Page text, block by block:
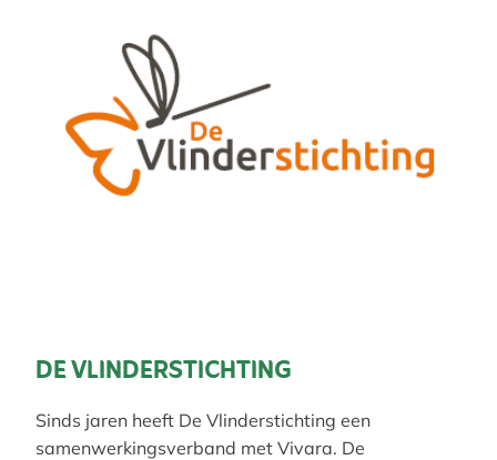
DE VLINDERSTICHTING
Sinds jaren heeft De Vlinderstichting een
samenwerkingsverband met Vivara. De